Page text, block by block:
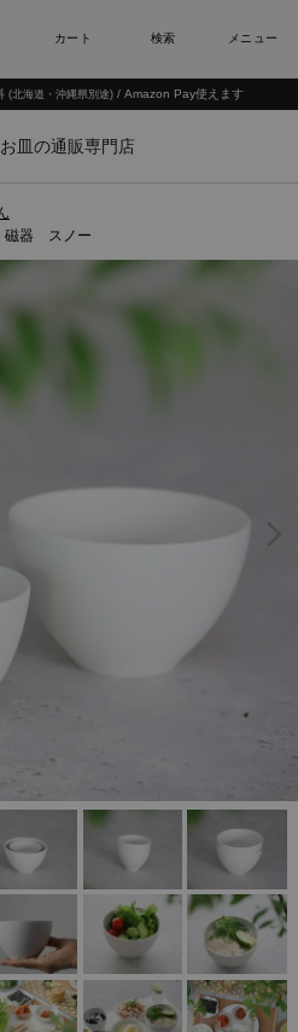
(北海道・沖縄県別途) / Amazon Pay使えます
皿の通販専門店
磁器 スノー